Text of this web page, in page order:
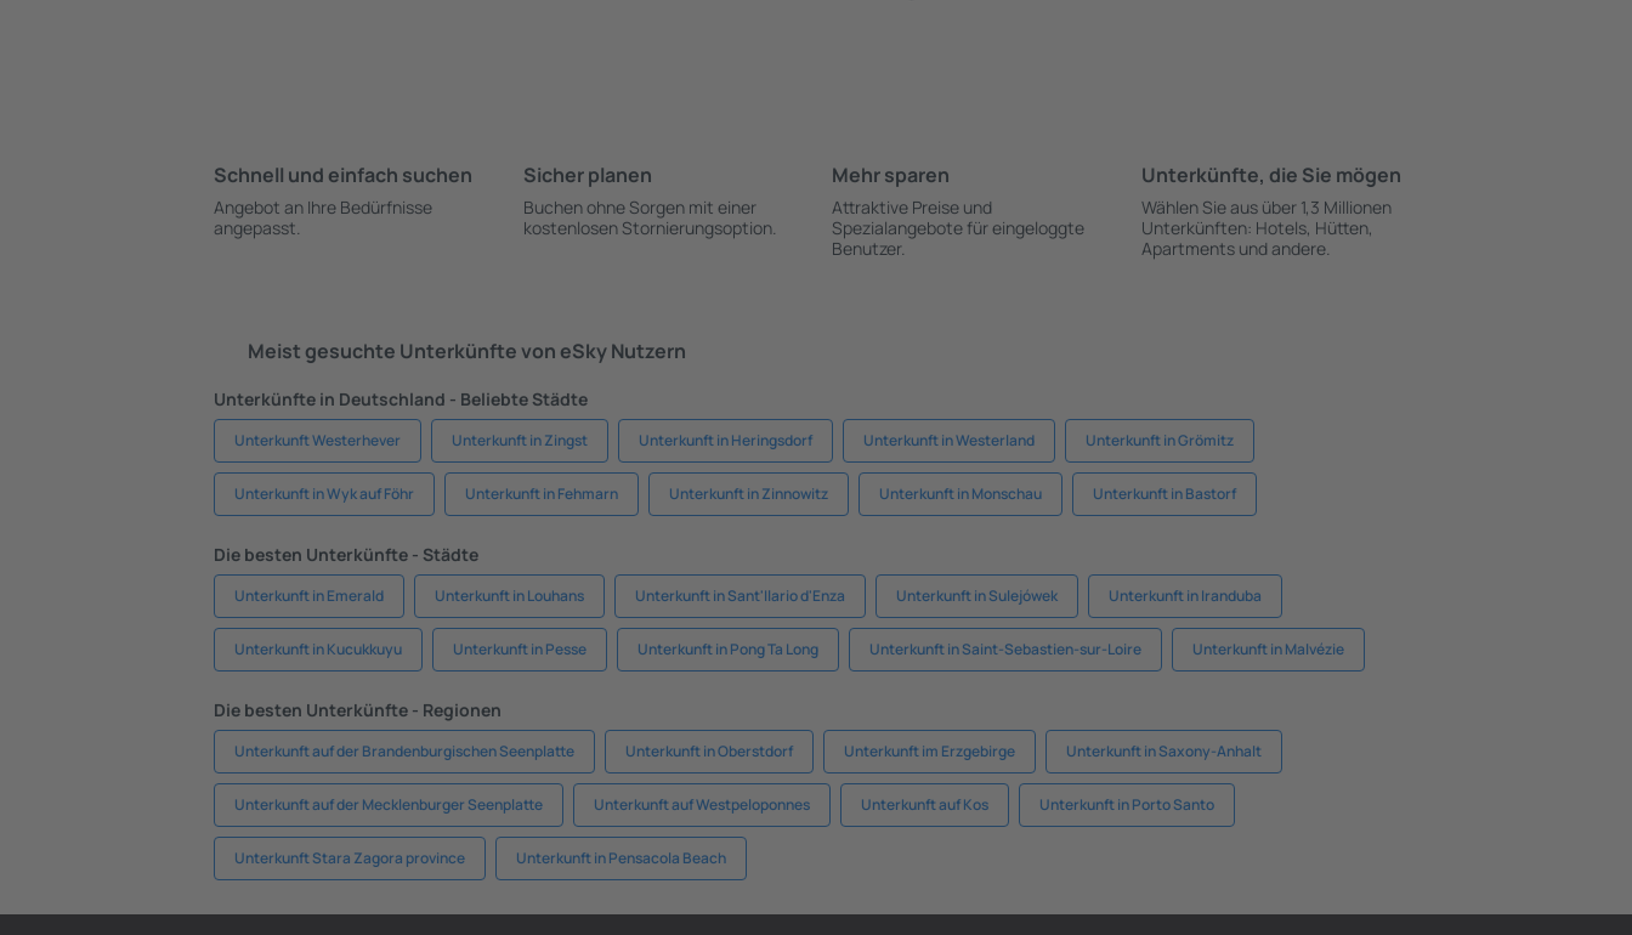
Schnell und einfach suchen
Angebot an Ihre Bedürfnisse
angepasst.
Sicher planen
Buchen ohne Sorgen mit einer
kostenlosen Stornierungsoption.
Mehr sparen
Attraktive Preise und
Spezialangebote für eingeloggte
Benutzer.
Unterkünfte, die Sie mögen
Wählen Sie aus über 1,3 Millionen
Unterkünften: Hotels, Hütten,
Apartments und andere.
Meist gesuchte Unterkünfte von eSky Nutzern
Unterkünfte in Deutschland - Beliebte Städte
Unterkunft Westerhever Unterkunft in Zingst Unterkunft in Heringsdorf Unterkunft in Westerland Unterkunft in Grömitz
Unterkunft in Wyk auf Föhr Unterkunft in Fehmarn Unterkunft in Zinnowitz Unterkunft in Monschau Unterkunft in Bastorf
Die besten Unterkünfte - Städte
Unterkunft in Emerald Unterkunft in Louhans Unterkunft in Sant'Ilario d'Enza Unterkunft in Sulejówek Unterkunft in Iranduba
Unterkunft in Kucukkuyu Unterkunft in Pesse Unterkunft in Pong Ta Long Unterkunft in Saint-Sebastien-sur-Loire Unterkunft in Malvézie
Die besten Unterkünfte - Regionen
Unterkunft auf der Brandenburgischen Seenplatte Unterkunft in Oberstdorf Unterkunft im Erzgebirge Unterkunft in Saxony-Anhalt
Unterkunft auf der Mecklenburger Seenplatte Unterkunft auf Westpeloponnes Unterkunft auf Kos Unterkunft in Porto Santo
Unterkunft Stara Zagora province Unterkunft in Pensacola Beach